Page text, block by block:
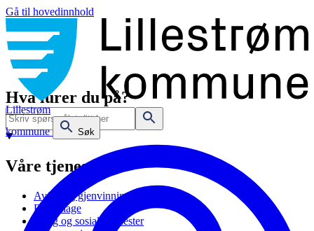
Gå til hovedinnhold
Lillestrøm
kommune
Søk
Hva lurer du på?
Våre tjenester
Avfall og gjenvinning
Barnehage
Bolig og sosiale tjenester